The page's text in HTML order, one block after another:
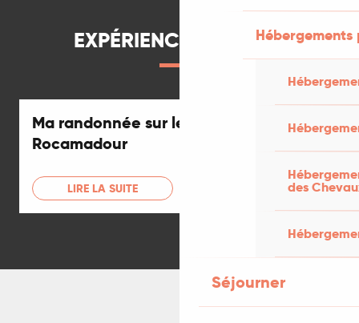
des
Séjourner
EXPÉRIENCES À VIVRE
Ma randonnée sur le GR6 de Figeac à
Rocamadour
LIRE LA SUITE